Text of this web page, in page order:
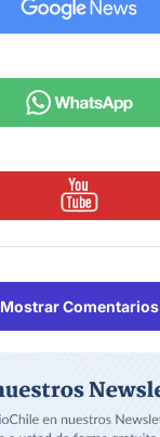
Mostrar Comentarios